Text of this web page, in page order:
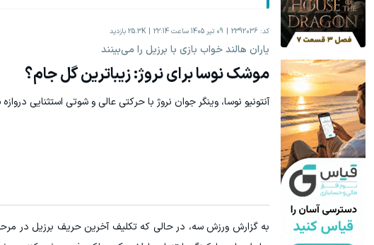
کد: 2392036 09 تیر 1405 ساعت 22:14 25.3K بازدید
یاران هالند خواب بازی با برزیل را می‌بینند
موشک نوسا برای نروژ: زیباترین گل جام؟
آنتونیو نوسا، وینگر جوان نروژ با حرکتی عالی و شوتی استثنایی
یخچال ویترینی 9 فوت ایستکول (جدید)